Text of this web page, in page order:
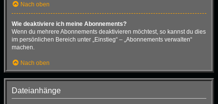
Nach oben
Wie deaktiviere ich meine Abonnements?
Wenn du mehrere Abonnements deaktivieren möchtest, so kannst du dies
im persönlichen Bereich unter „Einstieg“ – „Abonnements verwalten“
machen.
Nach oben
Dateianhänge